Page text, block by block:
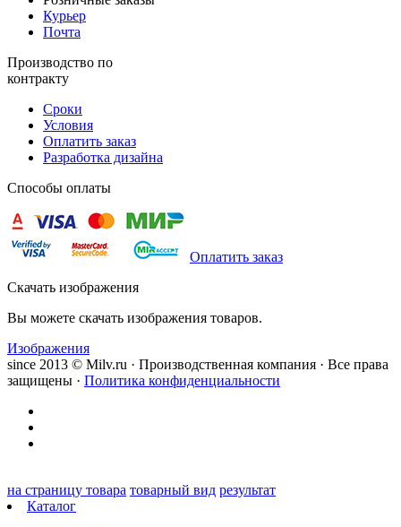
Курьер
Почта
Производство по
контракту
Сроки
Условия
Оплатить заказ
Разработка дизайна
Способы оплаты
Оплатить заказ
Скачать изображения
Вы можете скачать изображения товаров.
Изображения
since 2013 © Milv.ru · Производственная компания · Все права
защищены · Политика конфиденциальности
на страницу товара товарный вид результат
Каталог